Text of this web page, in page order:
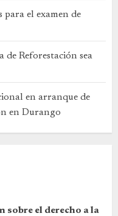
el examen de
de Reforestación sea
en arranque de
en Durango
sobre el derecho a la